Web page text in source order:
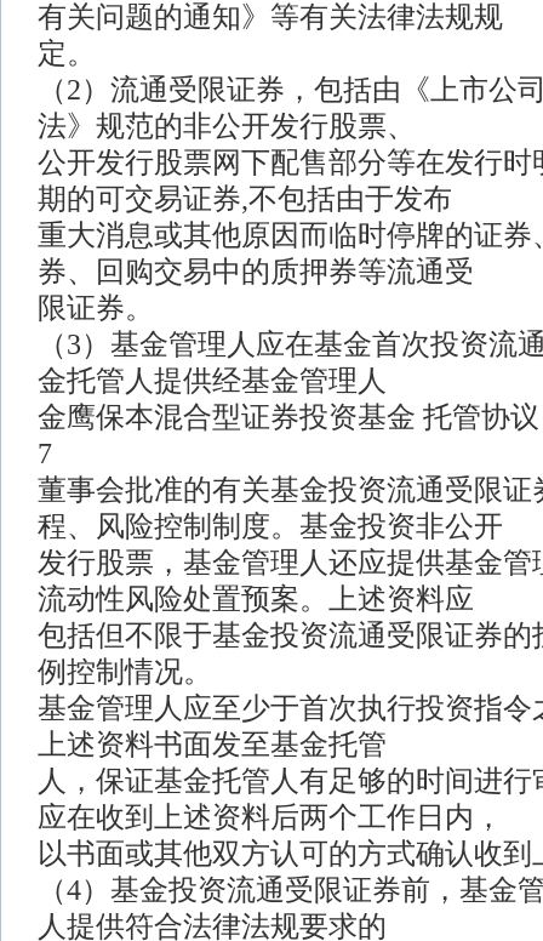
有关问题的通知》等有关法律法规规
定。
（2）流通受限证券，包括由《上市公
法》规范的非公开发行股票、
公开发行股票网下配售部分等在发行时
期的可交易证券,不包括由于发布
重大消息或其他原因而临时停牌的证券
券、回购交易中的质押券等流通受
限证券。
（3）基金管理人应在基金首次投资流
金托管人提供经基金管理人
金鹰保本混合型证券投资基金 托管协议
7
董事会批准的有关基金投资流通受限证
程、风险控制制度。基金投资非公开
发行股票，基金管理人还应提供基金管
流动性风险处置预案。上述资料应
包括但不限于基金投资流通受限证券的
例控制情况。
基金管理人应至少于首次执行投资指令
上述资料书面发至基金托管
人，保证基金托管人有足够的时间进
应在收到上述资料后两个工作日内，
以书面或其他双方认可的方式确认收到
（4）基金投资流通受限证券前，基金
人提供符合法律法规要求的